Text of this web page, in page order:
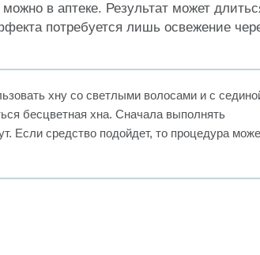
в аптеке. Результат может
потребуется лишь освежение
хну со светлыми волосами и с
бесцветная хна. Сначала выполнять
Если средство подойдет, то процедура